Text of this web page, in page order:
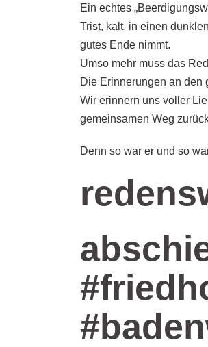
Ein echtes
Trist, kalt, in einen
gutes Ende nimmt.
Umso mehr muss das
Die Erinnerungen an den
Wir erinnern uns voller
gemeinsamen Weg
Denn so war er und so